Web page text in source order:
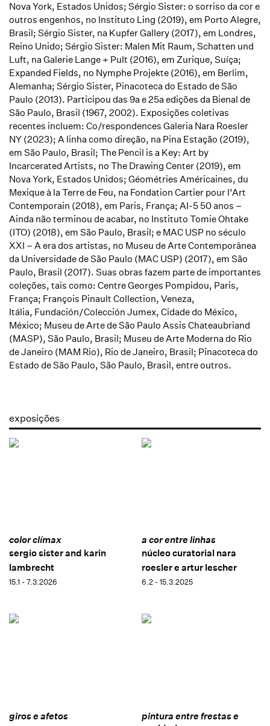
Nova York, Estados Unidos; Sérgio Sister: o sorriso da cor e
outros engenhos, no Instituto Ling (2019), em Porto Alegre,
Brasil; Sérgio Sister, na Kupfer Gallery (2017), em Londres,
Reino Unido; Sérgio Sister: Malen Mit Raum, Schatten und
Luft, na Galerie Lange + Pult (2016), em Zurique, Suíça;
Expanded Fields, no Nymphe Projekte (2016), em Berlim,
Alemanha; Sérgio Sister, Pinacoteca do Estado de São
Paulo (2013). Participou das 9ae 25aedições da Bienal de
São Paulo, Brasil (1967, 2002). Exposições coletivas
recentes incluem: Co/respondences Galeria Nara Roesler
NY (2023); A linha como direção, na Pina Estação (2019),
em São Paulo, Brasil; The Pencil is a Key: Art by
Incarcerated Artists, no The Drawing Center (2019), em
Nova York, Estados Unidos; Géométries Américaines, du
Mexique à la Terre de Feu, na Fondation Cartier pour l’Art
Contemporain (2018), em Paris, França; AI-5 50 anos –
Ainda não terminou de acabar, no Instituto Tomie Ohtake
(ITO) (2018), em São Paulo, Brasil; e MAC USP no século
XXI – A era dos artistas, no Museu de Arte Contemporânea
da Universidade de São Paulo (MAC USP) (2017), em São
Paulo, Brasil (2017). Suas obras fazem parte de importantes
coleções, tais como: Centre Georges Pompidou, Paris,
França; François Pinault Collection, Veneza,
Itália, Fundación/Colección Jumex, Cidade do México,
México; Museu de Arte de São Paulo Assis Chateaubriand
(MASP), São Paulo, Brasil; Museu de Arte Moderna do Rio
de Janeiro (MAM Rio), Rio de Janeiro, Brasil; Pinacoteca do
Estado de São Paulo, São Paulo, Brasil, entre outros.
exposições
color clímax
sergio sister and karin
lambrecht
15.1 - 7.3.2026
a cor entre linhas
núcleo curatorial nara
roesler e artur lescher
6.2 - 15.3.2025
giros e afetos
pintura entre frestas e